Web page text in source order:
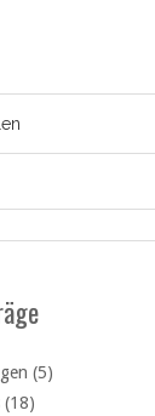
(5)
(18)